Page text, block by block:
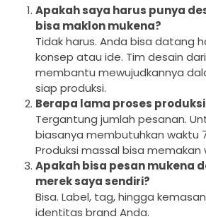
Apakah saya harus punya
bisa maklon mukena?
Tidak harus. Anda bisa datang
konsep atau ide. Tim desain
membantu mewujudkannya
siap produksi.
Berapa lama proses
Tergantung jumlah pesanan.
biasanya membutuhkan waktu
Produksi massal bisa memakan
Apakah bisa pesan mukena
merek saya sendiri?
Bisa. Label, tag, hingga
identitas brand Anda.